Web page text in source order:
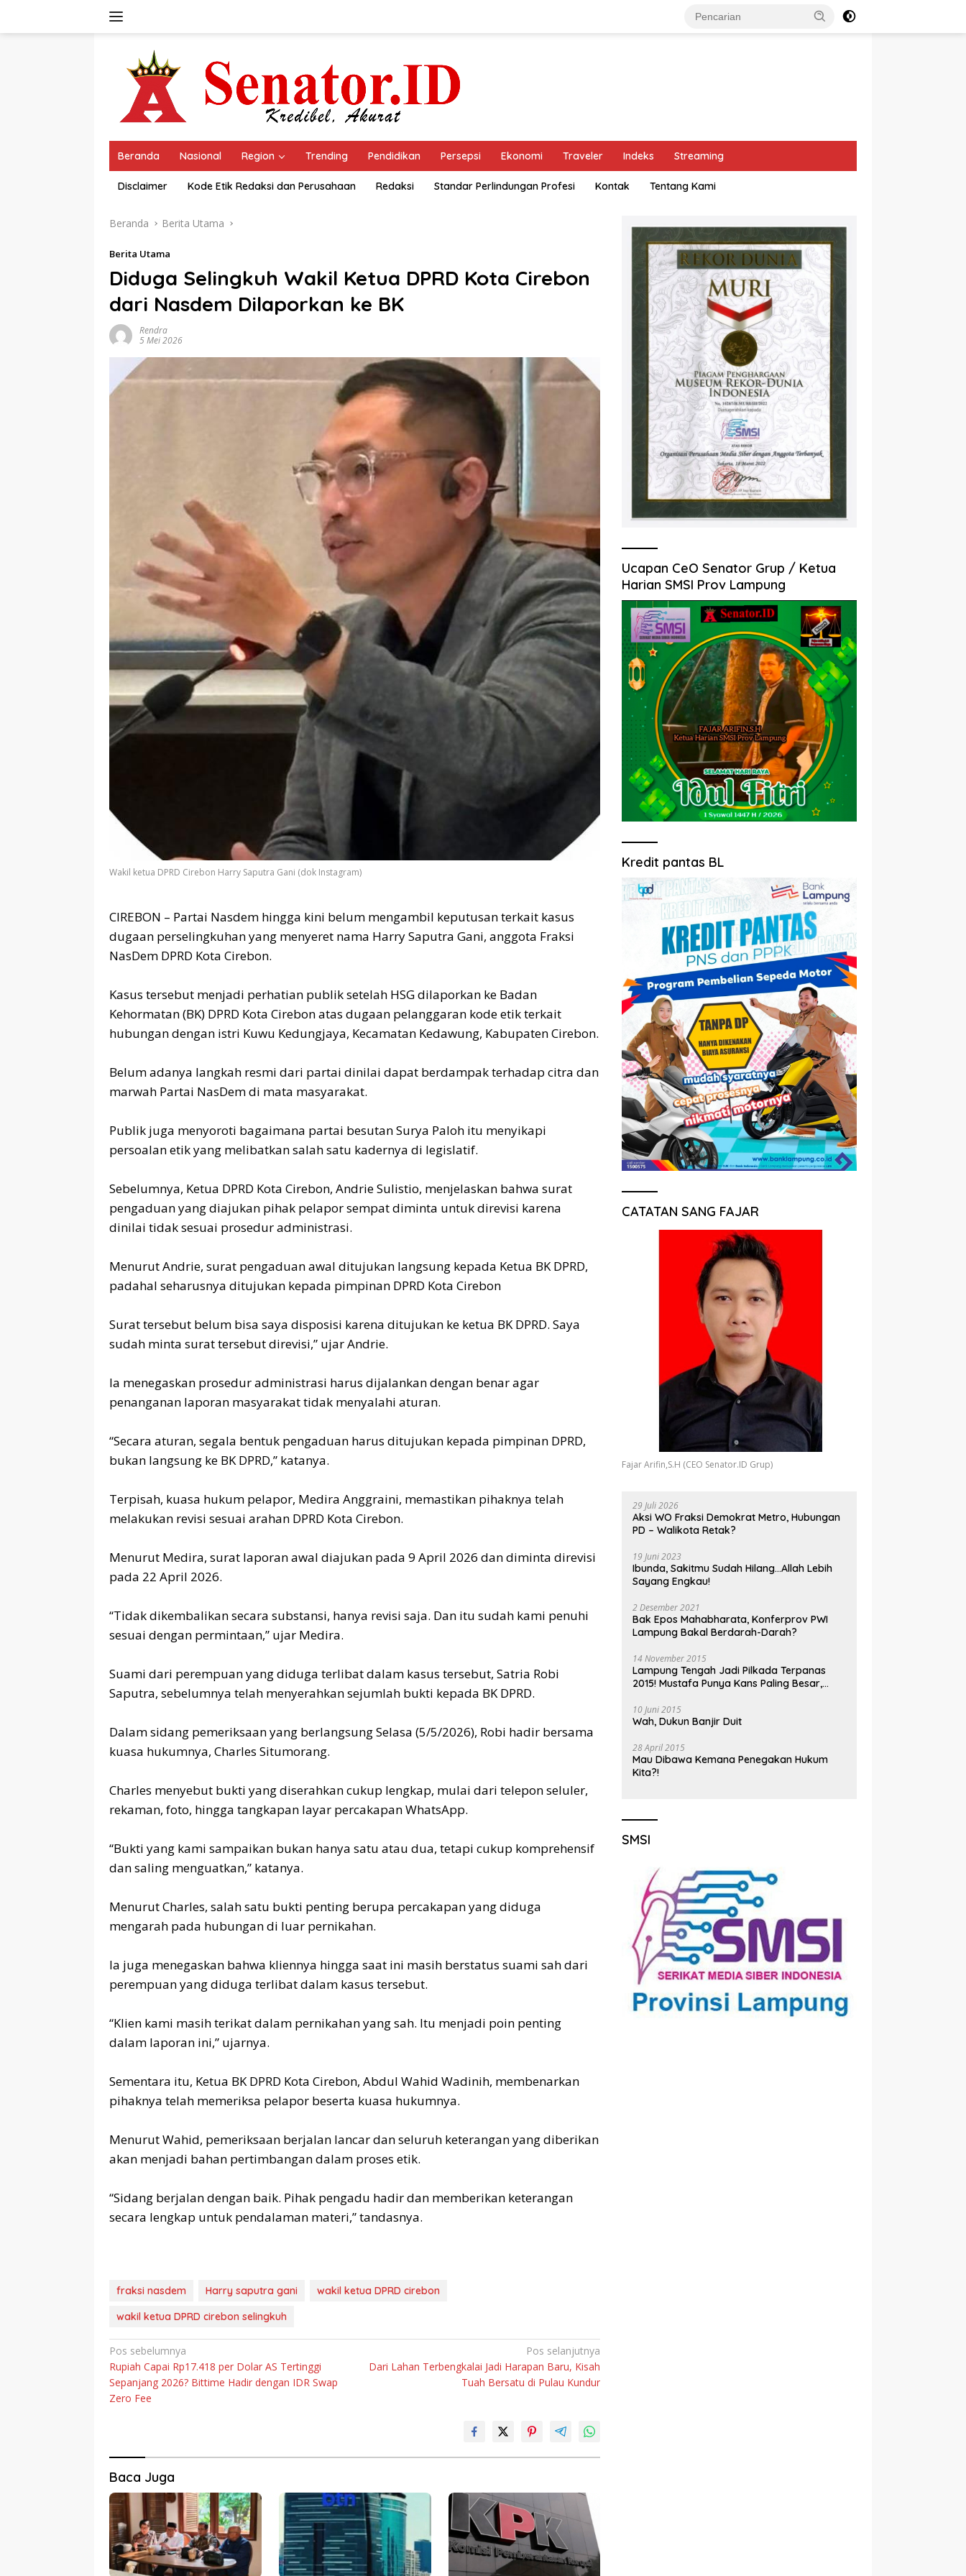
Beranda Nasional Region Trending Pendidikan Persepsi Ekonomi Traveler Indeks Streaming
Disclaimer Kode Etik Redaksi dan Perusahaan Redaksi Standar Perlindungan Profesi Kontak Tentang Kami
Beranda Berita Utama
Berita Utama
Diduga Selingkuh Wakil Ketua DPRD Kota Cirebon
dari Nasdem Dilaporkan ke BK
Rendra
5 Mei 2026
Wakil ketua DPRD Cirebon Harry Saputra Gani (dok Instagram)
CIREBON – Partai Nasdem hingga kini belum mengambil keputusan terkait kasus
dugaan perselingkuhan yang menyeret nama Harry Saputra Gani, anggota Fraksi
NasDem DPRD Kota Cirebon.
‎Kasus tersebut menjadi perhatian publik setelah HSG dilaporkan ke Badan
Kehormatan (BK) DPRD Kota Cirebon atas dugaan pelanggaran kode etik terkait
hubungan dengan istri Kuwu Kedungjaya, Kecamatan Kedawung, Kabupaten Cirebon.
‎Belum adanya langkah resmi dari partai dinilai dapat berdampak terhadap citra dan
marwah Partai NasDem di mata masyarakat.
‎Publik juga menyoroti bagaimana partai besutan Surya Paloh itu menyikapi
persoalan etik yang melibatkan salah satu kadernya di legislatif.
‎Sebelumnya, Ketua DPRD Kota Cirebon, Andrie Sulistio, menjelaskan bahwa surat
pengaduan yang diajukan pihak pelapor sempat diminta untuk direvisi karena
dinilai tidak sesuai prosedur administrasi.
‎Menurut Andrie, surat pengaduan awal ditujukan langsung kepada Ketua BK DPRD,
padahal seharusnya ditujukan kepada pimpinan DPRD Kota Cirebon
‎Surat tersebut belum bisa saya disposisi karena ditujukan ke ketua BK DPRD. Saya
sudah minta surat tersebut direvisi,” ujar Andrie.
‎Ia menegaskan prosedur administrasi harus dijalankan dengan benar agar
penanganan laporan masyarakat tidak menyalahi aturan.
‎“Secara aturan, segala bentuk pengaduan harus ditujukan kepada pimpinan DPRD,
bukan langsung ke BK DPRD,” katanya.
‎Terpisah, kuasa hukum pelapor, Medira Anggraini, memastikan pihaknya telah
melakukan revisi sesuai arahan DPRD Kota Cirebon.
‎Menurut Medira, surat laporan awal diajukan pada 9 April 2026 dan diminta direvisi
pada 22 April 2026.
‎“Tidak dikembalikan secara substansi, hanya revisi saja. Dan itu sudah kami penuhi
sesuai dengan permintaan,” ujar Medira.
‎Suami dari perempuan yang diduga terlibat dalam kasus tersebut, Satria Robi
Saputra, sebelumnya telah menyerahkan sejumlah bukti kepada BK DPRD.
‎Dalam sidang pemeriksaan yang berlangsung Selasa (5/5/2026), Robi hadir bersama
kuasa hukumnya, Charles Situmorang.
‎Charles menyebut bukti yang diserahkan cukup lengkap, mulai dari telepon seluler,
rekaman, foto, hingga tangkapan layar percakapan WhatsApp.
‎“Bukti yang kami sampaikan bukan hanya satu atau dua, tetapi cukup komprehensif
dan saling menguatkan,” katanya.
‎Menurut Charles, salah satu bukti penting berupa percakapan yang diduga
mengarah pada hubungan di luar pernikahan.
‎Ia juga menegaskan bahwa kliennya hingga saat ini masih berstatus suami sah dari
perempuan yang diduga terlibat dalam kasus tersebut.
‎“Klien kami masih terikat dalam pernikahan yang sah. Itu menjadi poin penting
dalam laporan ini,” ujarnya.
‎Sementara itu, Ketua BK DPRD Kota Cirebon, Abdul Wahid Wadinih, membenarkan
pihaknya telah memeriksa pelapor beserta kuasa hukumnya.
‎Menurut Wahid, pemeriksaan berjalan lancar dan seluruh keterangan yang diberikan
akan menjadi bahan pertimbangan dalam proses etik.
‎“Sidang berjalan dengan baik. Pihak pengadu hadir dan memberikan keterangan
secara lengkap untuk pendalaman materi,” tandasnya.
fraksi nasdem Harry saputra gani
wakil ketua DPRD cirebon
wakil ketua DPRD cirebon selingkuh
Navigasi
pos
Pos sebelumnya
Rupiah Capai Rp17.418 per Dolar AS Tertinggi
Sepanjang 2026? Bittime Hadir dengan IDR Swap
Zero Fee
Pos selanjutnya
Dari Lahan Terbengkalai Jadi Harapan Baru, Kisah
Tuah Bersatu di Pulau Kundur
Baca Juga
Ucapan CeO Senator Grup / Ketua
Harian SMSI Prov Lampung
Kredit pantas BL
CATATAN SANG FAJAR
Fajar Arifin,S.H (CEO Senator.ID Grup)
29 Juli 2026
Aksi WO Fraksi Demokrat Metro, Hubungan
PD – Walikota Retak?
19 Juni 2023
Ibunda, Sakitmu Sudah Hilang…Allah Lebih
Sayang Engkau!
2 Desember 2021
Bak Epos Mahabharata, Konferprov PWI
Lampung Bakal Berdarah-Darah?
14 November 2015
Lampung Tengah Jadi Pilkada Terpanas
2015! Mustafa Punya Kans Paling Besar,
10 Juni 2015
Wah, Dukun Banjir Duit
28 April 2015
Mau Dibawa Kemana Penegakan Hukum
Kita?!
SMSI